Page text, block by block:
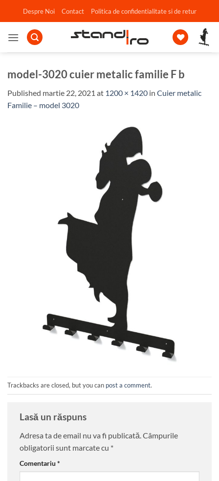
Despre Noi Contact Politica de confidentialitate si de retur
model-3020 cuier metalic familie F b
Published martie 22, 2021 at 1200 × 1420 in Cuier metalic
Familie – model 3020
Trackbacks are closed, but you can post a comment.
Lasă un răspuns
Adresa ta de email nu va fi publicată. Câmpurile
obligatorii sunt marcate cu *
Comentariu *